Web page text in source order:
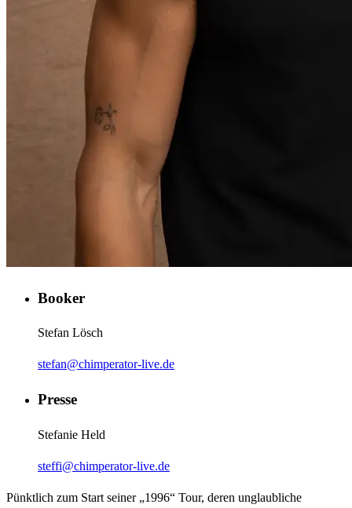
Booker
Stefan Lösch
stefan@chimperator-live.de
Presse
Stefanie Held
steffi@chimperator-live.de
Pünktlich zum Start seiner „1996“ Tour, deren unglaubliche